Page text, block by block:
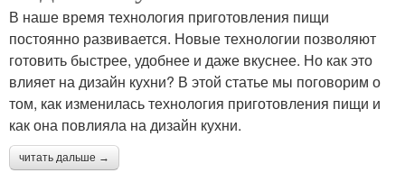
В наше время технология приготовления пищи
постоянно развивается. Новые технологии позволяют
готовить быстрее, удобнее и даже вкуснее. Но как это
влияет на дизайн кухни? В этой статье мы поговорим о
том, как изменилась технология приготовления пищи и
как она повлияла на дизайн кухни.
читать дальше →